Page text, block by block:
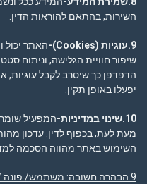
השירות, בהתאם להוראות הדין.
9.עוגיות (Cookies)-
האתר יכול
שיפור חוויית הגלישה, וניתוח
הדפדפן כך שיסרב לקבל עוגיות,
יפעלו באופן תקין.
10.שינוי במדיניות-
המפעיל שומר
מעת לעת, בכפוף לדין. עדכון
השימוש באתר מהווה הסכמה
9.הבהרה חשובה
: משתמש/ פונה /